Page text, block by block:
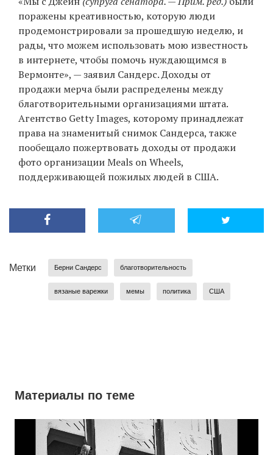
поражены креативностью, которую люди
продемонстрировали за прошедшую неделю, и
рады, что можем использовать мою известность
в интернете, чтобы помочь нуждающимся в
Вермонте», — заявил Сандерс. Доходы от
продажи мерча были распределены между
благотворительными организациями штата.
Агентство Getty Images, которому принадлежат
права на знаменитый снимок Сандерса, также
пообещало пожертвовать доходы от продажи
фото организации Meals on Wheels,
поддерживающей пожилых людей в США.
Метки Берни Сандерс благотворительность
вязаные варежки мемы политика США
Материалы по теме